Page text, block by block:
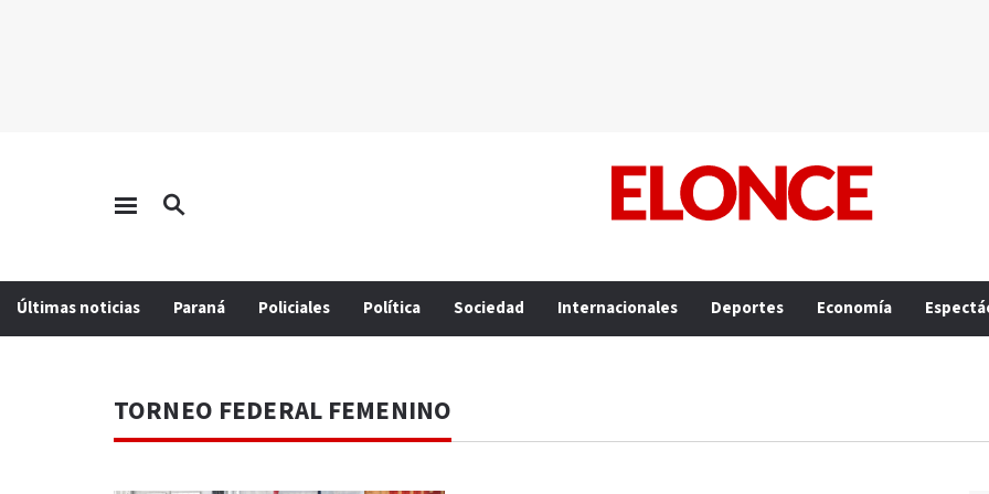
Últimas noticias Paraná Policiales Política Sociedad Internacionales Deportes Economía
TORNEO FEDERAL FEMENINO